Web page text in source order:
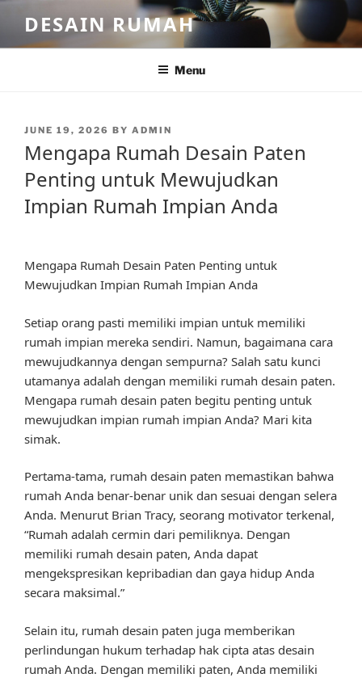
content
DESAIN RUMAH
Menu
POSTED
JUNE 19, 2026 BY ADMIN
Mengapa Rumah Desain Paten
Penting untuk Mewujudkan
Impian Rumah Impian Anda
Mengapa Rumah Desain Paten Penting untuk
Mewujudkan Impian Rumah Impian Anda
Setiap orang pasti memiliki impian untuk memiliki
rumah impian mereka sendiri. Namun, bagaimana cara
mewujudkannya dengan sempurna? Salah satu kunci
utamanya adalah dengan memiliki rumah desain paten.
Mengapa rumah desain paten begitu penting untuk
mewujudkan impian rumah impian Anda? Mari kita
simak.
Pertama-tama, rumah desain paten memastikan bahwa
rumah Anda benar-benar unik dan sesuai dengan selera
Anda. Menurut Brian Tracy, seorang motivator terkenal,
“Rumah adalah cermin dari pemiliknya. Dengan
memiliki rumah desain paten, Anda dapat
mengekspresikan kepribadian dan gaya hidup Anda
secara maksimal.”
Selain itu, rumah desain paten juga memberikan
perlindungan hukum terhadap hak cipta atas desain
rumah Anda. Dengan memiliki paten, Anda memiliki